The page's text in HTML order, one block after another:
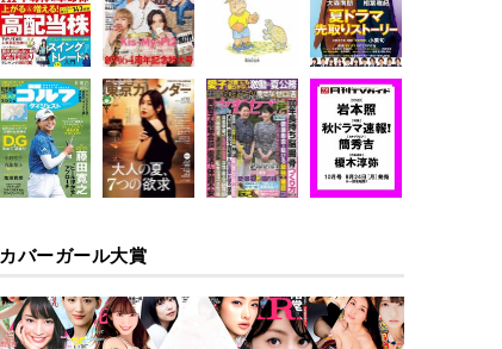
カバーガール大賞